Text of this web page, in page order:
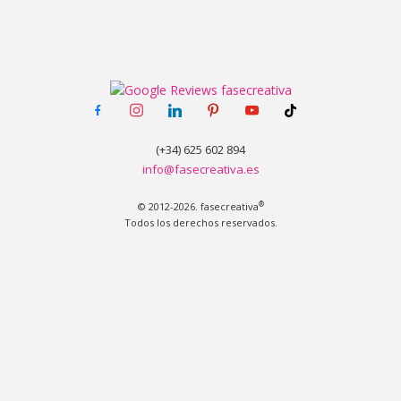
facebook-instagramlinkedin pinterestyoutube tiktok
(+34) 625 602 894
info@fasecreativa.es
© 2012-2026. fasecreativa®
Todos los derechos reservados.